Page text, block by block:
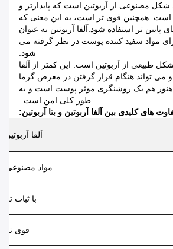
شکل مصنوعی از آربوتین است که پایدارتر و
است. همچنین قوی تر است، به این معنی که
پایین تر استفاده شود.آلفا آربوتین به عنوان
مواد سفید کننده پوست در نظر گرفته می
شود.
شکل طبیعی از آربوتین است. این کمتر از آلفا
و می تواند هنگام قرار گرفتن در معرض گرما
هم یک روشنگری موثر پوست است و به
طور کلی امن است..
های کلیدی بین آلفا آربوتین و بتا آربوتین:
آلفا آربوتین
مواد مصنوعی
با ثبات تر
قوی تر